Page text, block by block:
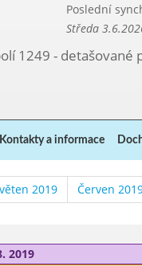
Poslední
Středa
1249 - detašované
Kontakty a informace
2019 Červen
2019